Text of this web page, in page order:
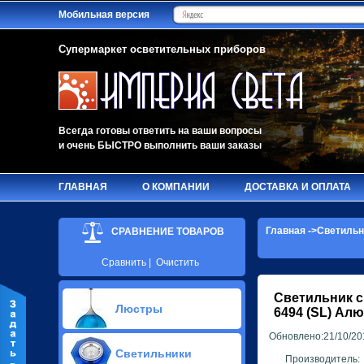
Мобильная версия
Супермаркет осветительных приборов
Всегда готовы ответить на ваши вопросы
и очень БЫСТРО выполнить ваши заказы
ГЛАВНАЯ О КОМПАНИИ ДОСТАВКА И ОПЛАТА
Главная ->
Светильник
6494 (SL)
Обновлено:21/10/
Производитель:
СРАВНЕНИЕ ТОВАРОВ
Сравнить Очистить
Люстры
Припотолочные люстры(628)
Потолочные люстры Led(89)
Светильники